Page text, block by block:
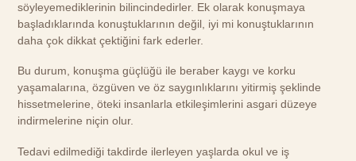
söyleyemediklerinin bilincindedirler. Ek olarak konuşmaya
başladıklarında konuştuklarının değil, iyi mi konuştuklarının
daha çok dikkat çektiğini fark ederler.
Bu durum, konuşma güçlüğü ile beraber kaygı ve korku
yaşamalarına, özgüven ve öz saygınlıklarını yitirmiş şeklinde
hissetmelerine, öteki insanlarla etkileşimlerini asgari düzeye
indirmelerine niçin olur.
Tedavi edilmediği takdirde ilerleyen yaşlarda okul ve iş